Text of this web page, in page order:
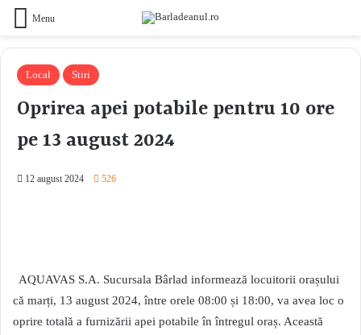
Menu
Local Stiri
Oprirea apei potabile pentru 10 ore
pe 13 august 2024
12 august 2024 526
AQUAVAS S.A. Sucursala Bârlad informează locuitorii orașului
că marți, 13 august 2024, între orele 08:00 și 18:00, va avea loc o
oprire totală a furnizării apei potabile în întregul oraș. Această